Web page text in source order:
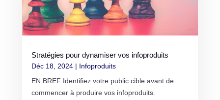
Stratégies pour dynamiser vos infoproduits
Déc 18, 2024| Infoproduits
EN BREF Identifiez votre public cible avant de
commencer à produire vos infoproduits.